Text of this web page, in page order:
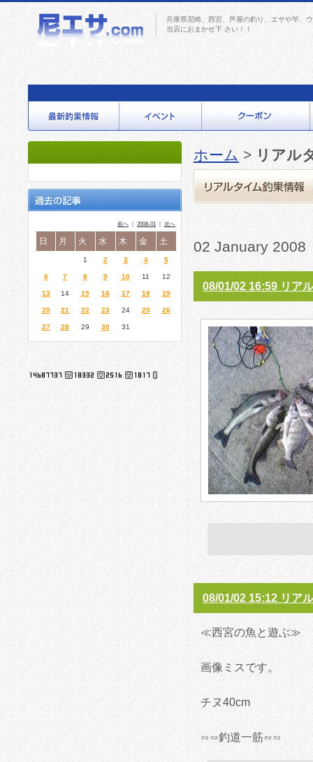
兵庫県尼崎、西宮、芦屋の釣り、エサや竿、
当店におまかせ下 さい！！
前へ 2008-01 次へ
日 月 火 水 木 金 土
1 2 3 4 5
6 7 8 9 10 11 12
13 14 15 16 17 18 19
20 21 22 23 24 25 26
27 28 29 30 31
ホーム > リアル
02 January
08/01/02 16:59 リア
08/01/02 15:12 リア
≪西宮の魚と遊ぶ≫
画像ミスです。
チヌ40cm
∽∽釣道一筋∽∽